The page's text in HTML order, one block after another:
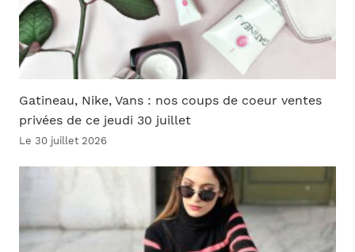
Gatineau, Nike, Vans : nos coups de coeur ventes
privées de ce jeudi 30 juillet
Le 30 juillet 2026